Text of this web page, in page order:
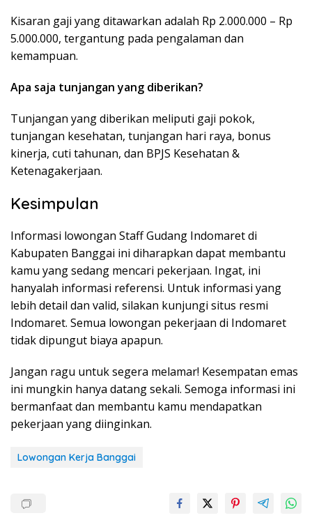
Kisaran gaji yang ditawarkan adalah Rp 2.000.000 – Rp
5.000.000, tergantung pada pengalaman dan
kemampuan.
Apa saja tunjangan yang diberikan?
Tunjangan yang diberikan meliputi gaji pokok,
tunjangan kesehatan, tunjangan hari raya, bonus
kinerja, cuti tahunan, dan BPJS Kesehatan &
Ketenagakerjaan.
Kesimpulan
Informasi lowongan Staff Gudang Indomaret di
Kabupaten Banggai ini diharapkan dapat membantu
kamu yang sedang mencari pekerjaan. Ingat, ini
hanyalah informasi referensi. Untuk informasi yang
lebih detail dan valid, silakan kunjungi situs resmi
Indomaret. Semua lowongan pekerjaan di Indomaret
tidak dipungut biaya apapun.
Jangan ragu untuk segera melamar! Kesempatan emas
ini mungkin hanya datang sekali. Semoga informasi ini
bermanfaat dan membantu kamu mendapatkan
pekerjaan yang diinginkan.
Lowongan Kerja Banggai